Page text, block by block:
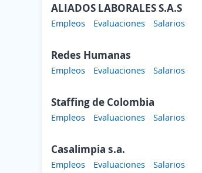
ALIADOS LABORALES S.A.S
Empleos Evaluaciones Salarios
Redes Humanas
Empleos Evaluaciones Salarios
Staffing de Colombia
Empleos Evaluaciones Salarios
Casalimpia s.a.
Empleos Evaluaciones Salarios